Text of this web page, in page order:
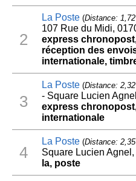
2
La Poste(Distance:
107 Rue du Midi,
express
réception des
internationale,
3
La Poste(Distance:
- Square Lucien
express
internationale
4
La Poste(Distance:
Square Lucien
la, poste